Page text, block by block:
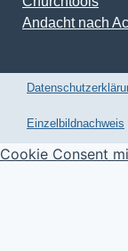
Andacht nach
Einzelbildnachweis
Cookie Consent